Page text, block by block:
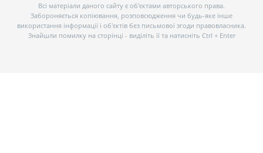
Всі матеріали даного сайту є об’єктами авторського права.
Забороняється копіювання, розповсюдження чи будь-яке інше
використання інформації і об’єктів без письмової згоди правовласника.
Знайшли помилку на сторінці - виділіть її та натисніть Ctrl + Enter